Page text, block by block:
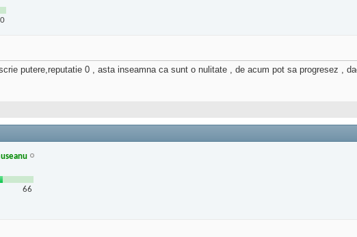
0
putere,reputatie 0 , asta inseamna ca sunt o nulitate , de acum pot sa progresez ,
66